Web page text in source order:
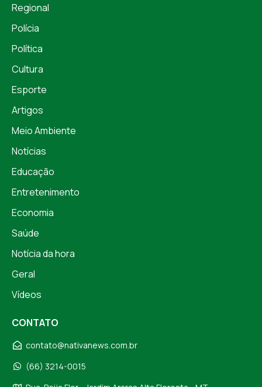
Regional
Polícia
Política
Cultura
Esporte
Artigos
Meio Ambiente
Notícias
Educação
Entretenimento
Economia
Saúde
Notícia da hora
Geral
Vídeos
CONTATO
contato@nativanews.com.br
(66) 3214-0015